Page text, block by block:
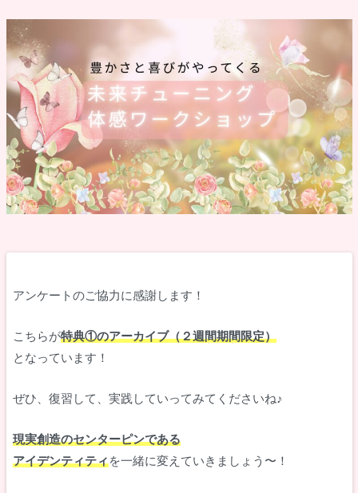
アンケートのご協力に感謝します！
こちらが特典①のアーカイブ（２週間期間限定）
となっています！
ぜひ、復習して、実践していってみてくださいね♪
現実創造のセンターピンである
アイデンティティを一緒に変えていきましょう〜！